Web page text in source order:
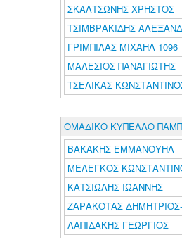
ΣΚΑΛΤΣΩΝΗΣ ΧΡΗΣΤΟΣ
ΤΣΙΜΒΡΑΚΙΔΗΣ
ΓΡΙΜΠΙΛΑΣ ΜΙΧΑΗΛ 1096
ΜΑΛΕΣΙΟΣ ΠΑΝΑΓΙΩΤΗΣ
ΤΣΕΛΙΚΑΣ
ΟΜΑΔΙΚΟ ΚΥΠΕΛΛΟ
ΒΑΚΑΚΗΣ ΕΜΜΑΝΟΥΗΛ
ΜΕΛΕΓΚΟΣ
ΚΑΤΣΙΩΛΗΣ ΙΩΑΝΝΗΣ
ΖΑΡΑΚΟΤΑΣ
ΛΑΠΙΔΑΚΗΣ ΓΕΩΡΓΙΟΣ